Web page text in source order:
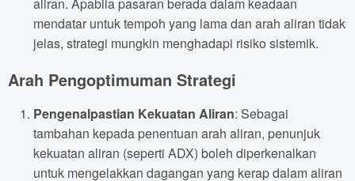
mendatar untuk tempoh yang lama dan arah aliran tidak
jelas, strategi mungkin menghadapi risiko sistemik.
Arah Pengoptimuman Strategi
Pengenalpastian Kekuatan Aliran: Sebagai
tambahan kepada penentuan arah aliran, penunjuk
kekuatan aliran (seperti ADX) boleh diperkenalkan
untuk mengelakkan dagangan yang kerap dalam aliran